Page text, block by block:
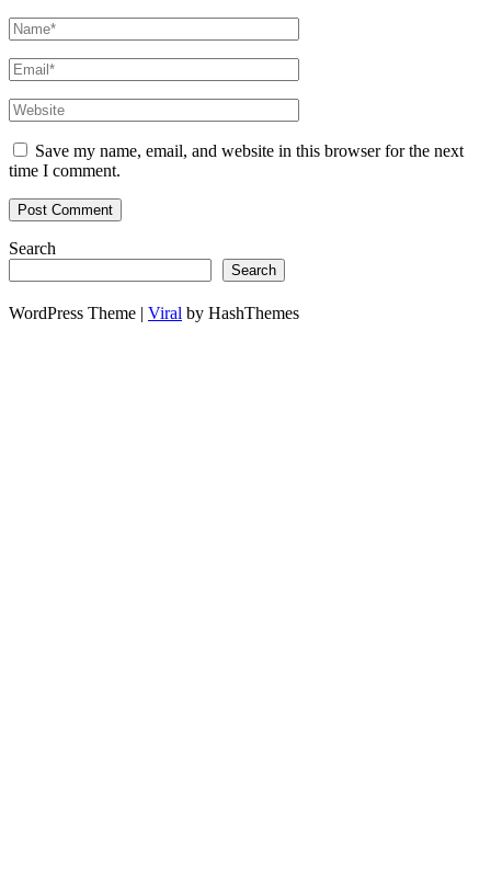
Save my name, email, and website in this browser for the next
time I comment.
Search
Search
WordPress Theme | Viral by HashThemes